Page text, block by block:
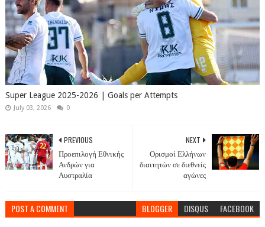
Super League 2025-2026 | Goals per Attempts
July 03, 2026 0
NEXT
Ορισμοί Ελλήνων
διαιτητών σε διεθνείς
αγώνες
PREVIOUS
Προεπιλογή Εθνικής
Ανδρών για
Αυστραλία
POST A COMMENT BLOGGER DISQUS FACEBOOK